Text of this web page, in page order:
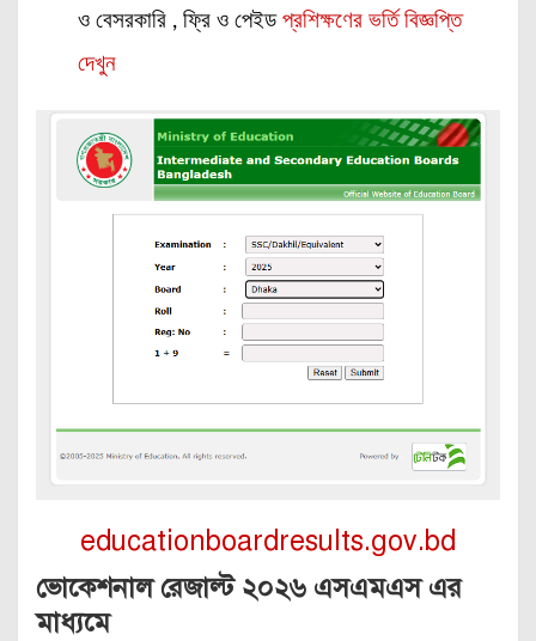
ও বেসরকারি , ফ্রি ও পেইড প্রশিক্ষণের ভর্তি বিজ্ঞপ্তি
দেখুন
educationboardresults.gov.bd
ভোকেশনাল রেজাল্ট ২০২৬ এসএমএস এর
মাধ্যমে